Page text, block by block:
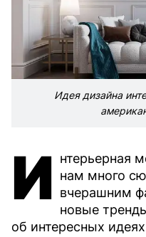
Идея дизайна
И нтерьерная
нам много
вчерашним
новые
об интересных идеях